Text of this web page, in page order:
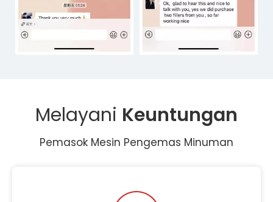
Melayani Keuntungan
Pemasok Mesin Pengemas Minuman